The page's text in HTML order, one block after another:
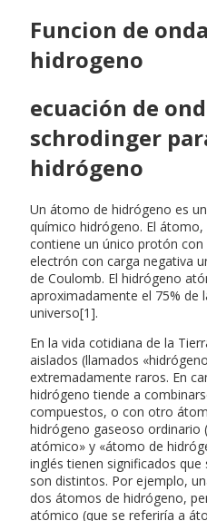
Funcion de
hidrogeno
ecuación de
schrodinger
hidrógeno
Un átomo de hidrógeno es
químico hidrógeno. El
contiene un único protón
electrón con carga negativa
de Coulomb. El hidrógeno
aproximadamente el 75% de
universo[1].
En la vida cotidiana de la
aislados (llamados
extremadamente raros. En
hidrógeno tiende a
compuestos, o con otro
hidrógeno gaseoso ordinario
atómico» y «átomo de
inglés tienen significados
son distintos. Por ejemplo,
dos átomos de hidrógeno,
atómico (que se referiría a